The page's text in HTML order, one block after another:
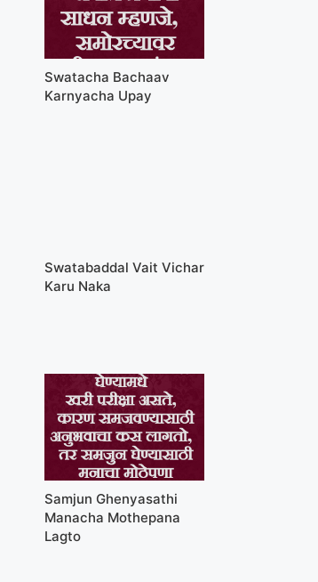
Swatacha Bachaav
Karnyacha Upay
Swatabaddal Vait Vichar
Karu Naka
Samjun Ghenyasathi
Manacha Mothepana
Lagto